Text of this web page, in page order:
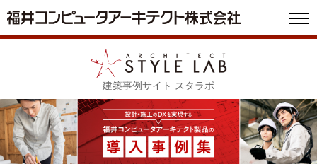
建築事例サイト スタラボ